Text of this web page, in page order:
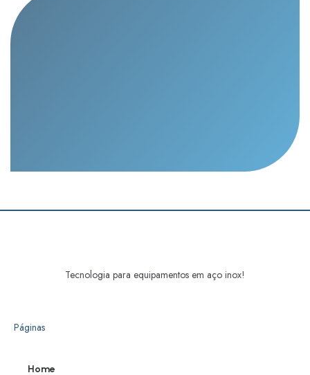
Tecnologia para equipamentos em aço inox!
Páginas
Home